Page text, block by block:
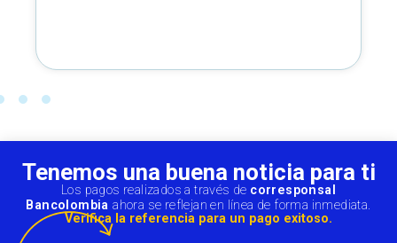
Tenemos una buena noticia para ti
Los pagos realizados a través de corresponsal
Bancolombiaahora se reflejan en línea de forma inmediata.
Verifica la referencia para un pago exitoso.